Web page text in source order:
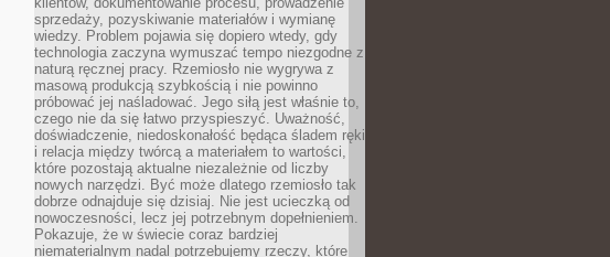
sprzedaży, pozyskiwanie materiałów i wymianę
wiedzy. Problem pojawia się dopiero wtedy, gdy
technologia zaczyna wymuszać tempo niezgodne z
naturą ręcznej pracy. Rzemiosło nie wygrywa z
masową produkcją szybkością i nie powinno
próbować jej naśladować. Jego siłą jest właśnie to,
czego nie da się łatwo przyspieszyć. Uważność,
doświadczenie, niedoskonałość będąca śladem ręki
i relacja między twórcą a materiałem to wartości,
które pozostają aktualne niezależnie od liczby
nowych narzędzi. Być może dlatego rzemiosło tak
dobrze odnajduje się dzisiaj. Nie jest ucieczką od
nowoczesności, lecz jej potrzebnym dopełnieniem.
Pokazuje, że w świecie coraz bardziej
niematerialnym nadal potrzebujemy rzeczy, które